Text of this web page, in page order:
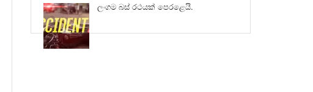
ලංගම බස් රථයක් පෙරළෙයි.